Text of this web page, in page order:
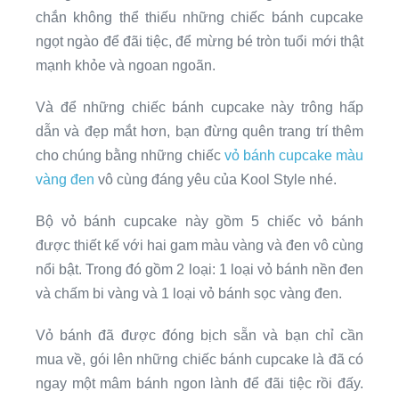
chắn không thể thiếu những chiếc bánh cupcake
ngọt ngào để đãi tiệc, để mừng bé tròn tuổi mới thật
mạnh khỏe và ngoan ngoãn.
Và để những chiếc bánh cupcake này trông hấp
dẫn và đẹp mắt hơn, bạn đừng quên trang trí thêm
cho chúng bằng những chiếc vỏ bánh cupcake màu
vàng đen vô cùng đáng yêu của Kool Style nhé.
Bộ vỏ bánh cupcake này gồm 5 chiếc vỏ bánh
được thiết kế với hai gam màu vàng và đen vô cùng
nổi bật. Trong đó gồm 2 loại: 1 loại vỏ bánh nền đen
và chấm bi vàng và 1 loại vỏ bánh sọc vàng đen.
Vỏ bánh đã được đóng bịch sẵn và bạn chỉ cần
mua về, gói lên những chiếc bánh cupcake là đã có
ngay một mâm bánh ngon lành để đãi tiệc rồi đấy.